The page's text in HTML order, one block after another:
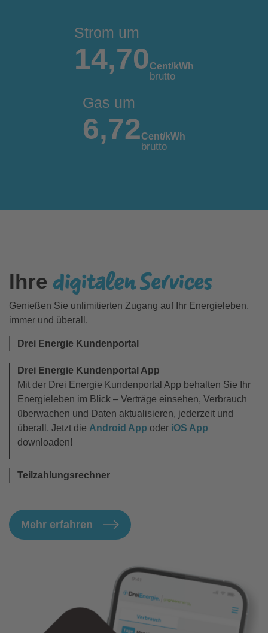
Strom um
14,70Cent/kWh
brutto
Gas um
6,72Cent/kWh
brutto
Ihre digitalen Services
Genießen Sie unlimitierten Zugang auf Ihr Energieleben,
immer und überall.
Drei Energie Kundenportal
Drei Energie Kundenportal App
Mit der Drei Energie Kundenportal App behalten Sie Ihr
Energieleben im Blick – Verträge einsehen, Verbrauch
überwachen und Daten aktualisieren, jederzeit und
überall. Jetzt die Android App oder iOS App
downloaden!
Teilzahlungsrechner
Mehr erfahren